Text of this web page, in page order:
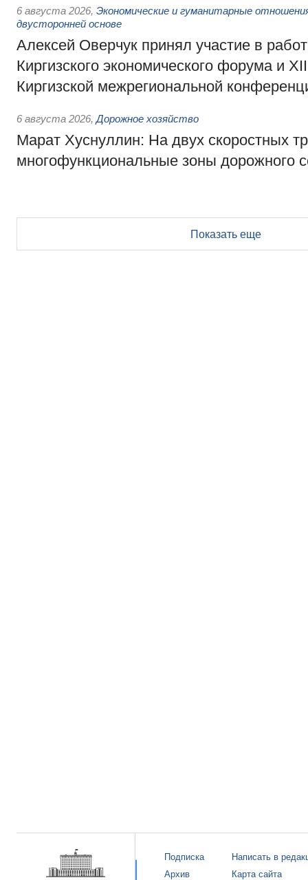
6 августа 2026, Экономические и гуманитарные
двусторонней основе
Алексей Оверчук принял участие в
Киргизского экономического форума и
Киргизской межрегиональной
6 августа 2026, Дорожное хозяйство
Марат Хуснуллин: На двух скоростных
многофункциональные зоны дорожного
Показать еще
Подписка
Архив
Написать в
Карта сайта